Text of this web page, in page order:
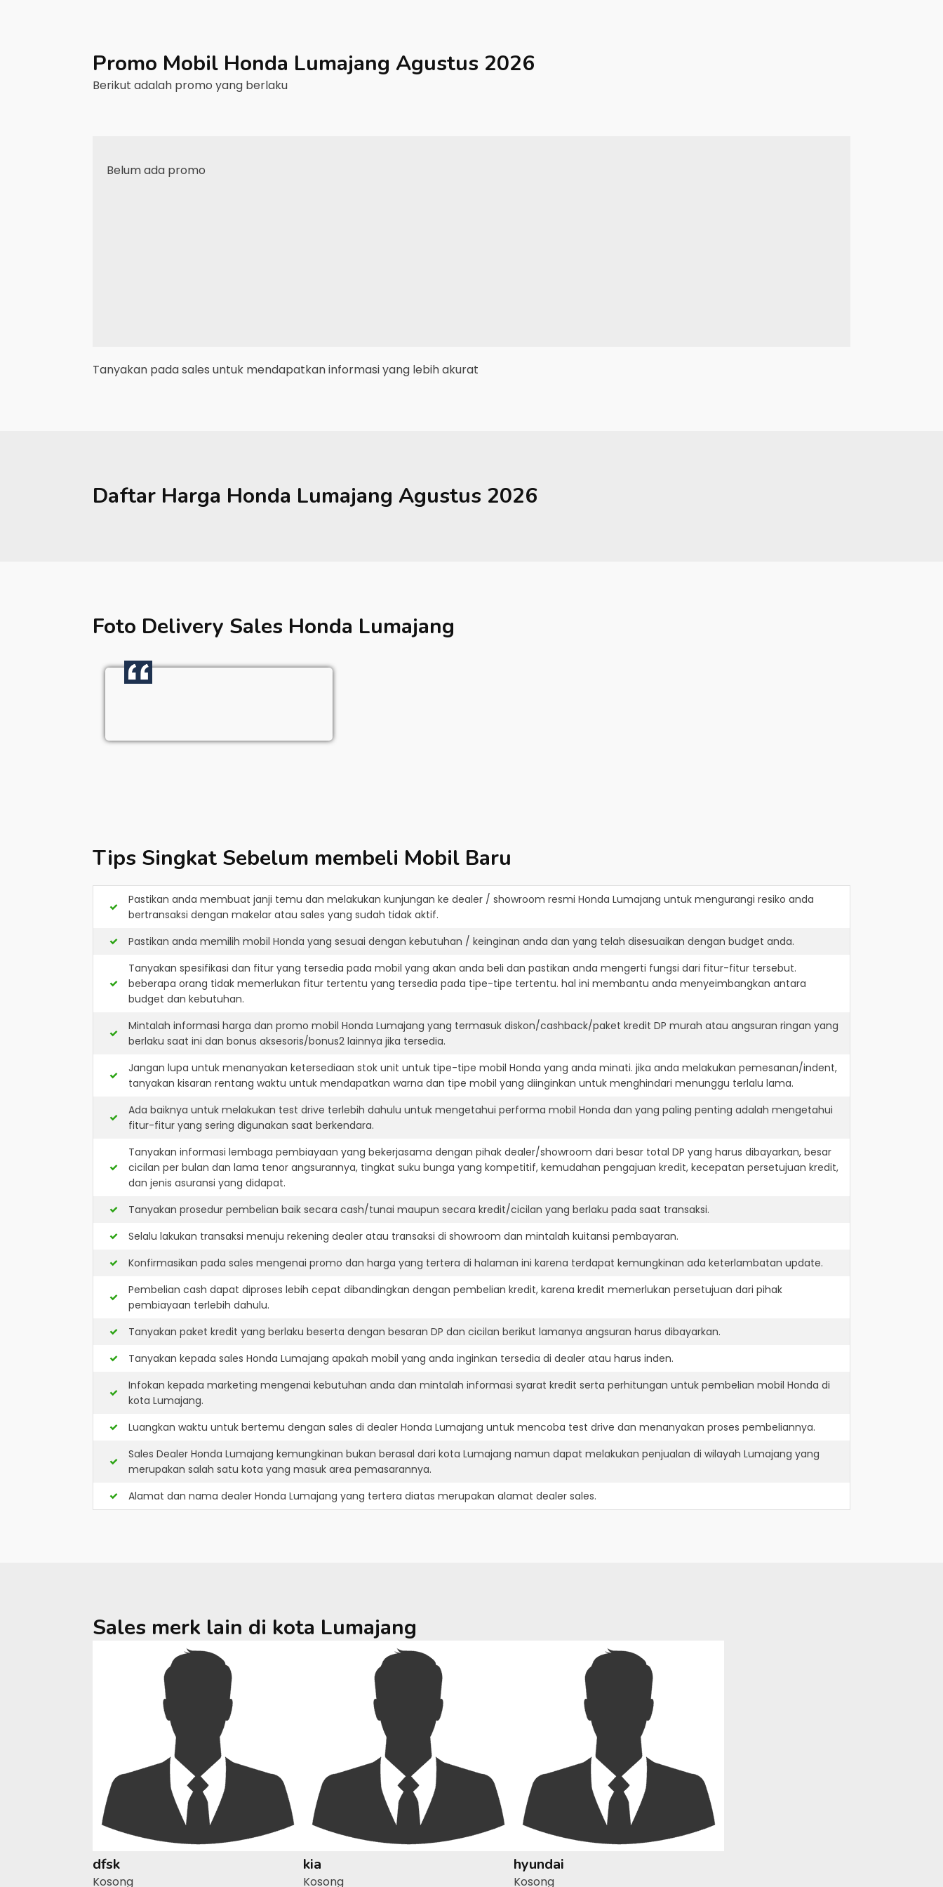
Promo Mobil Honda Lumajang Agustus 2026
Berikut adalah promo yang berlaku
Belum ada promo
Tanyakan pada sales untuk mendapatkan informasi yang lebih akurat
Daftar Harga Honda Lumajang Agustus 2026
Foto Delivery Sales Honda Lumajang
Tips Singkat Sebelum membeli Mobil Baru
Pastikan anda membuat janji temu dan melakukan kunjungan ke dealer / showroom resmi Honda Lumajang untuk mengurangi resiko anda
bertransaksi dengan makelar atau sales yang sudah tidak aktif.
Pastikan anda memilih mobil Honda yang sesuai dengan kebutuhan / keinginan anda dan yang telah disesuaikan dengan budget anda.
Tanyakan spesifikasi dan fitur yang tersedia pada mobil yang akan anda beli dan pastikan anda mengerti fungsi dari fitur-fitur tersebut.
beberapa orang tidak memerlukan fitur tertentu yang tersedia pada tipe-tipe tertentu. hal ini membantu anda menyeimbangkan antara
budget dan kebutuhan.
Mintalah informasi harga dan promo mobil Honda Lumajang yang termasuk diskon/cashback/paket kredit DP murah atau angsuran ringan yang
berlaku saat ini dan bonus aksesoris/bonus2 lainnya jika tersedia.
Jangan lupa untuk menanyakan ketersediaan stok unit untuk tipe-tipe mobil Honda yang anda minati. jika anda melakukan pemesanan/indent,
tanyakan kisaran rentang waktu untuk mendapatkan warna dan tipe mobil yang diinginkan untuk menghindari menunggu terlalu lama.
Ada baiknya untuk melakukan test drive terlebih dahulu untuk mengetahui performa mobil Honda dan yang paling penting adalah mengetahui
fitur-fitur yang sering digunakan saat berkendara.
Tanyakan informasi lembaga pembiayaan yang bekerjasama dengan pihak dealer/showroom dari besar total DP yang harus dibayarkan, besar
cicilan per bulan dan lama tenor angsurannya, tingkat suku bunga yang kompetitif, kemudahan pengajuan kredit, kecepatan persetujuan kredit,
dan jenis asuransi yang didapat.
Tanyakan prosedur pembelian baik secara cash/tunai maupun secara kredit/cicilan yang berlaku pada saat transaksi.
Selalu lakukan transaksi menuju rekening dealer atau transaksi di showroom dan mintalah kuitansi pembayaran.
Konfirmasikan pada sales mengenai promo dan harga yang tertera di halaman ini karena terdapat kemungkinan ada keterlambatan update.
Pembelian cash dapat diproses lebih cepat dibandingkan dengan pembelian kredit, karena kredit memerlukan persetujuan dari pihak
pembiayaan terlebih dahulu.
Tanyakan paket kredit yang berlaku beserta dengan besaran DP dan cicilan berikut lamanya angsuran harus dibayarkan.
Tanyakan kepada sales Honda Lumajang apakah mobil yang anda inginkan tersedia di dealer atau harus inden.
Infokan kepada marketing mengenai kebutuhan anda dan mintalah informasi syarat kredit serta perhitungan untuk pembelian mobil Honda di
kota Lumajang.
Luangkan waktu untuk bertemu dengan sales di dealer Honda Lumajang untuk mencoba test drive dan menanyakan proses pembeliannya.
Sales Dealer Honda Lumajang kemungkinan bukan berasal dari kota Lumajang namun dapat melakukan penjualan di wilayah Lumajang yang
merupakan salah satu kota yang masuk area pemasarannya.
Alamat dan nama dealer Honda Lumajang yang tertera diatas merupakan alamat dealer sales.
Sales merk lain di kota Lumajang
dfsk
Kosong
kia
Kosong
hyundai
Kosong